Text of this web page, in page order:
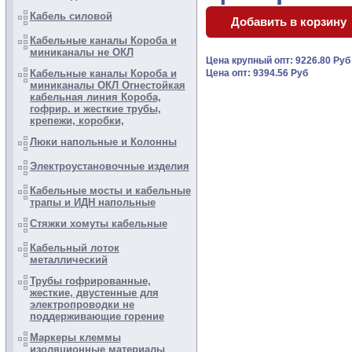
Кабель силовой
Кабельные каналы Короба и
миниканалы не ОКЛ
Кабельные каналы Короба и
миниканалы ОКЛ Огнестойкая
кабельная линия Короба,
гофрир. и жесткие трубы,
крепежи, коробки,
Люки напольные и Колонны
Электроустановочные изделия
Кабельные мосты и кабельные
трапы и ИДН напольные
Стяжки хомуты кабельные
Кабельный лоток
металлический
Трубы гофрированные,
жесткие, двустенные для
электропроводки не
поддерживающие горение
Маркеры клеммы
изоляционные материалы
Цена крупный опт: 9226.80
Цена опт: 9394.56 Руб